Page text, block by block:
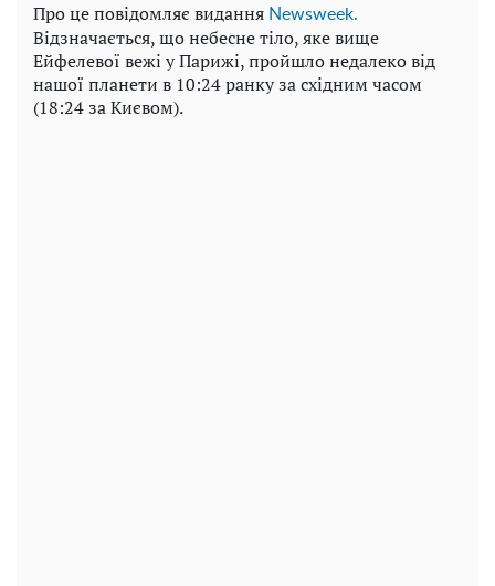
Про це повідомляє видання Newsweek.
Відзначається, що небесне тіло, яке вище
Ейфелевої вежі у Парижі, пройшло недалеко від
нашої планети в 10:24 ранку за східним часом
(18:24 за Києвом).